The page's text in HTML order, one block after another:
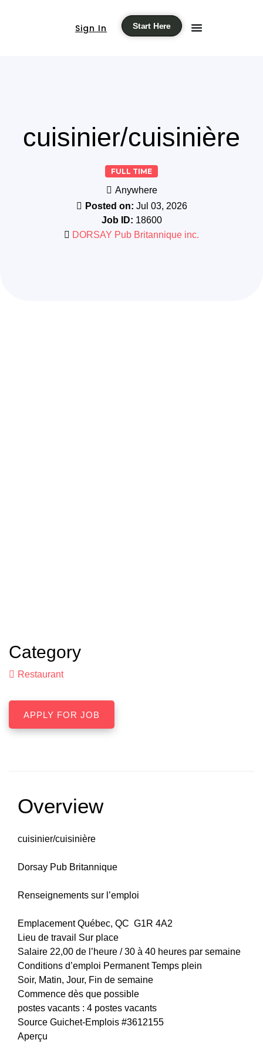
Sign In Start Here
cuisinier/cuisinière
FULL TIME
Anywhere
Posted on: Jul 03, 2026
Job ID: 18600
DORSAY Pub Britannique inc.
Category
Restaurant
Overview
cuisinier/cuisinière
Dorsay Pub Britannique
Renseignements sur l’emploi
Emplacement Québec, QC G1R 4A2
Lieu de travail Sur place
Salaire 22,00 de l’heure / 30 à 40 heures par semaine
Conditions d’emploi Permanent Temps plein
Soir, Matin, Jour, Fin de semaine
Commence dès que possible
postes vacants : 4 postes vacants
Source Guichet-Emplois #3612155
Aperçu